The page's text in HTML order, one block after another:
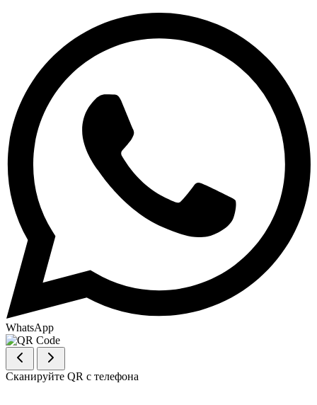
WhatsApp
Сканируйте QR с телефона